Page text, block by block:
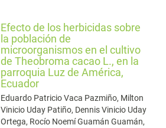
Efecto de los herbicidas sobre
la población de
microorganismos en el cultivo
de Theobroma cacao L., en la
parroquia Luz de América,
Ecuador
Eduardo Patricio Vaca Pazmiño, Milton
Vinicio Uday Patiño, Dennis Vinicio Uday
Ortega, Rocío Noemí Guamán Guamán,